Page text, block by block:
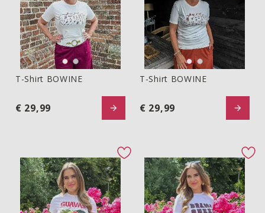
T-Shirt BOWINE
T-Shirt BOWINE
€ 29,99
T-Shirt BOWINE
T-Shirt BOWINE
€ 29,99
favorite button